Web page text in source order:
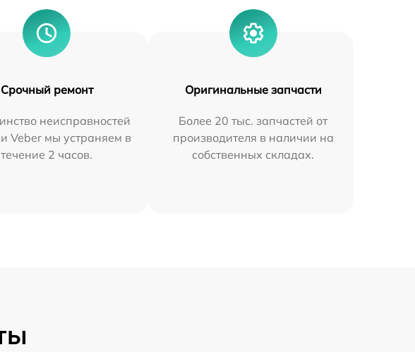
Срочный ремонт
неисправностей
Veber мы устраняем в
течение 2 часов.
Оригинальные запчасти
Более 20 тыс. запчастей от
производителя в наличии на
собственных складах.